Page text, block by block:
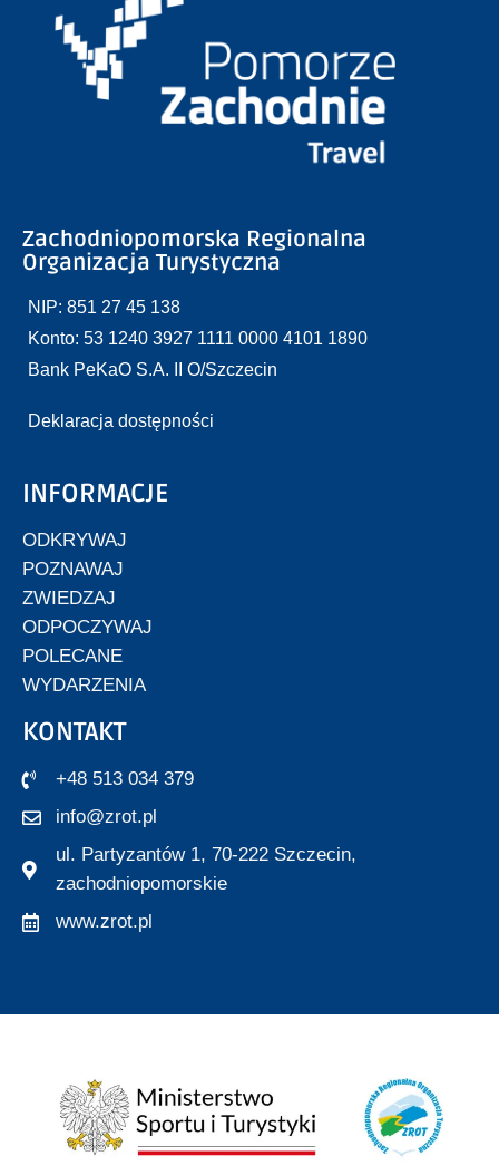
Zachodniopomorska Regionalna
Organizacja Turystyczna
NIP: 851 27 45 138
Konto: 53 1240 3927 1111 0000 4101 1890
Bank PeKaO S.A. II O/Szczecin
Deklaracja dostępności
INFORMACJE
ODKRYWAJ
POZNAWAJ
ZWIEDZAJ
ODPOCZYWAJ
POLECANE
WYDARZENIA
KONTAKT
+48 513 034 379
info@zrot.pl
ul. Partyzantów 1, 70-222 Szczecin,
zachodniopomorskie
www.zrot.pl